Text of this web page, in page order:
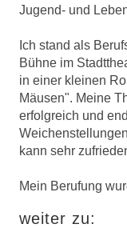
Jugend- und
Ich stand als
Bühne im
in einer kleinen
Mäusen". Meine
erfolgreich und
kann sehr
Mein Berufung
weiter zu: